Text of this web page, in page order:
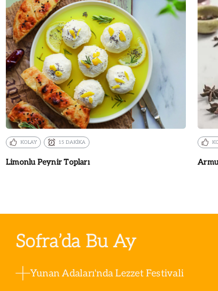
KOLAY 15 DAKİKA
Limonlu Peynir Topları
Sofra’da Bu Ay
Yunan Adaları'nda Lezzet Festivali